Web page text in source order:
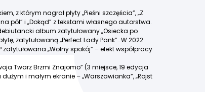
z którym nagrał płyty „Pieśni szczęścia”, „Z
pół” i „Dokąd” z tekstami własnego autorstwa.
album zatytułowany „Osiecka po
zatytułowaną „Perfect Lady Pank”.. W 2022
„Wolny spokój” – efekt współpracy
Twarz Brzmi Znajomo” (3 miejsce, 19 edycja
i małym ekranie – „Warszawianka”, „Rojst